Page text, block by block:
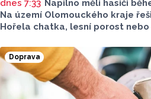
dnes 7:33 Napilno měli hasiči
Na území Olomouckého kraje
Hořela chatka, lesní porost
Doprava